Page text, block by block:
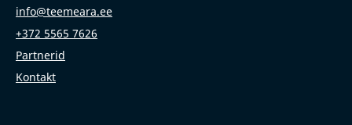
info@teemeara.ee
+372 5565 7626
Partnerid
Kontakt